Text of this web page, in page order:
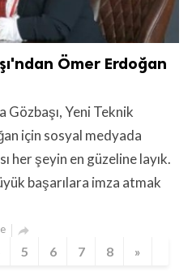
Ömer Erdoğan
Gözbaşı, Yeni Teknik
için sosyal medyada
her şeyin en güzeline layık.
başarılara imza atmak

5 6 7 8 »